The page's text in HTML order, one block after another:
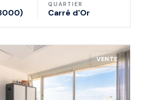
QUARTIER
Carré d'Or
VENTE